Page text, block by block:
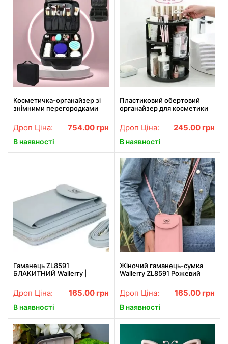
Косметичка-органайзер зі
знімними перегородками
кейс з ручкою MA-454
Дроп Ціна: 754.00 грн
В наявності
Пластиковий обертовий
органайзер для косметики
Дроп Ціна: 245.00 грн
В наявності
Гаманець ZL8591
БЛАКИТНИЙ Wallerry |
Дроп Ціна: 165.00 грн
В наявності
Жіночий гаманець-сумка
Wallerry ZL8591 Рожевий
Дроп Ціна: 165.00 грн
В наявності